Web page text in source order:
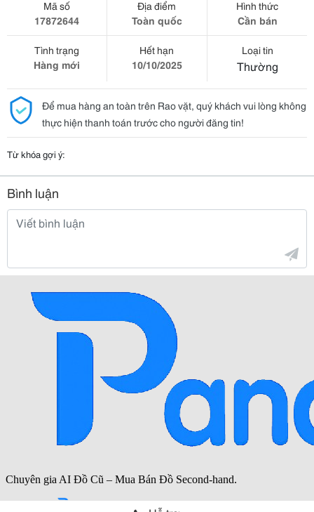
Mã số
17872644
Địa điểm
Toàn quốc
Hình thức
Cần bán
Tình trạng
Hàng mới
Hết hạn
10/10/2025
Loại tin
Thường
Để mua hàng an toàn trên Rao vặt, quý khách vui lòng không
thực hiện thanh toán trước cho người đăng tin!
Từ khóa gợi ý:
Bình luận